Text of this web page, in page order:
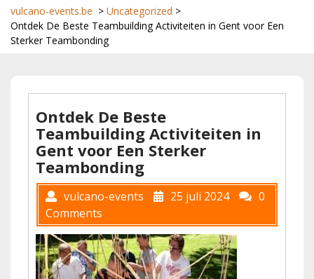
vulcano-events.be > Uncategorized >
Ontdek De Beste Teambuilding Activiteiten in Gent voor Een
Sterker Teambonding
Ontdek De Beste
Teambuilding Activiteiten in
Gent voor Een Sterker
Teambonding
vulcano-events 25 juli 2024
0
Comments